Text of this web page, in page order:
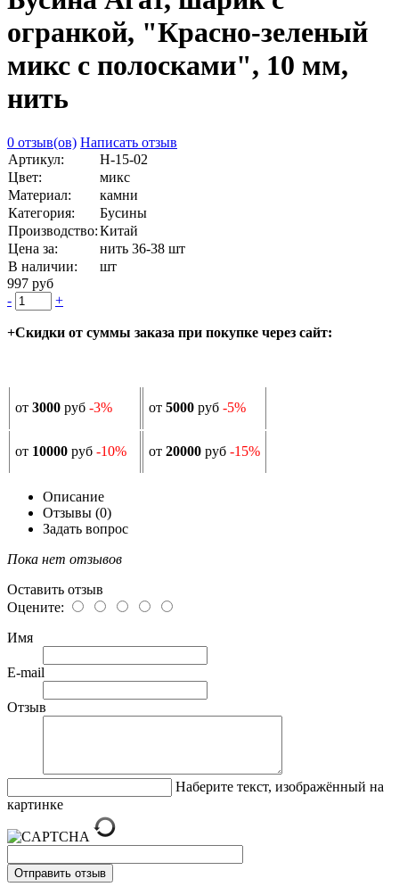
огранкой, "Красно-зеленый
микс с полосками", 10 мм,
нить
0 отзыв(ов) Написать отзыв
Артикул:
Н-15-02
Цвет:
микс
Материал:
камни
Категория:
Бусины
Производство:Китай
Цена за:
нить 36-38 шт
В наличии:
шт
997 руб
-
+
+Скидки от суммы заказа при покупке через сайт:
от 3000 руб -3% от 5000 руб -5%
от 10000 руб -10% от 20000 руб -15%
Описание
Отзывы (0)
Задать вопрос
Пока нет отзывов
Оставить отзыв
Оцените:
Имя
E-mail
Отзыв
Наберите текст, изображённый на
картинке